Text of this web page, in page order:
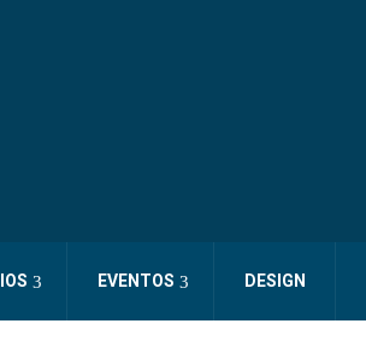
EVENTOS DESIGN